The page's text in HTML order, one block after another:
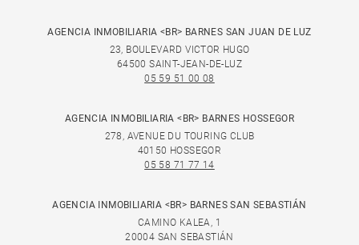
AGENCIA INMOBILIARIA <BR> BARNES SAN JUAN DE LUZ
23, BOULEVARD VICTOR HUGO
64500 SAINT-JEAN-DE-LUZ
05 59 51 00 08
AGENCIA INMOBILIARIA <BR> BARNES HOSSEGOR
278, AVENUE DU TOURING CLUB
40150 HOSSEGOR
05 58 71 77 14
AGENCIA INMOBILIARIA <BR> BARNES SAN SEBASTIÁN
CAMINO KALEA, 1
20004 SAN SEBASTIÁN